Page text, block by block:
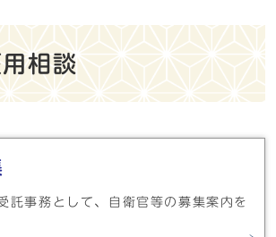
相談
ー
託事務として、自衛官等の募集案内を